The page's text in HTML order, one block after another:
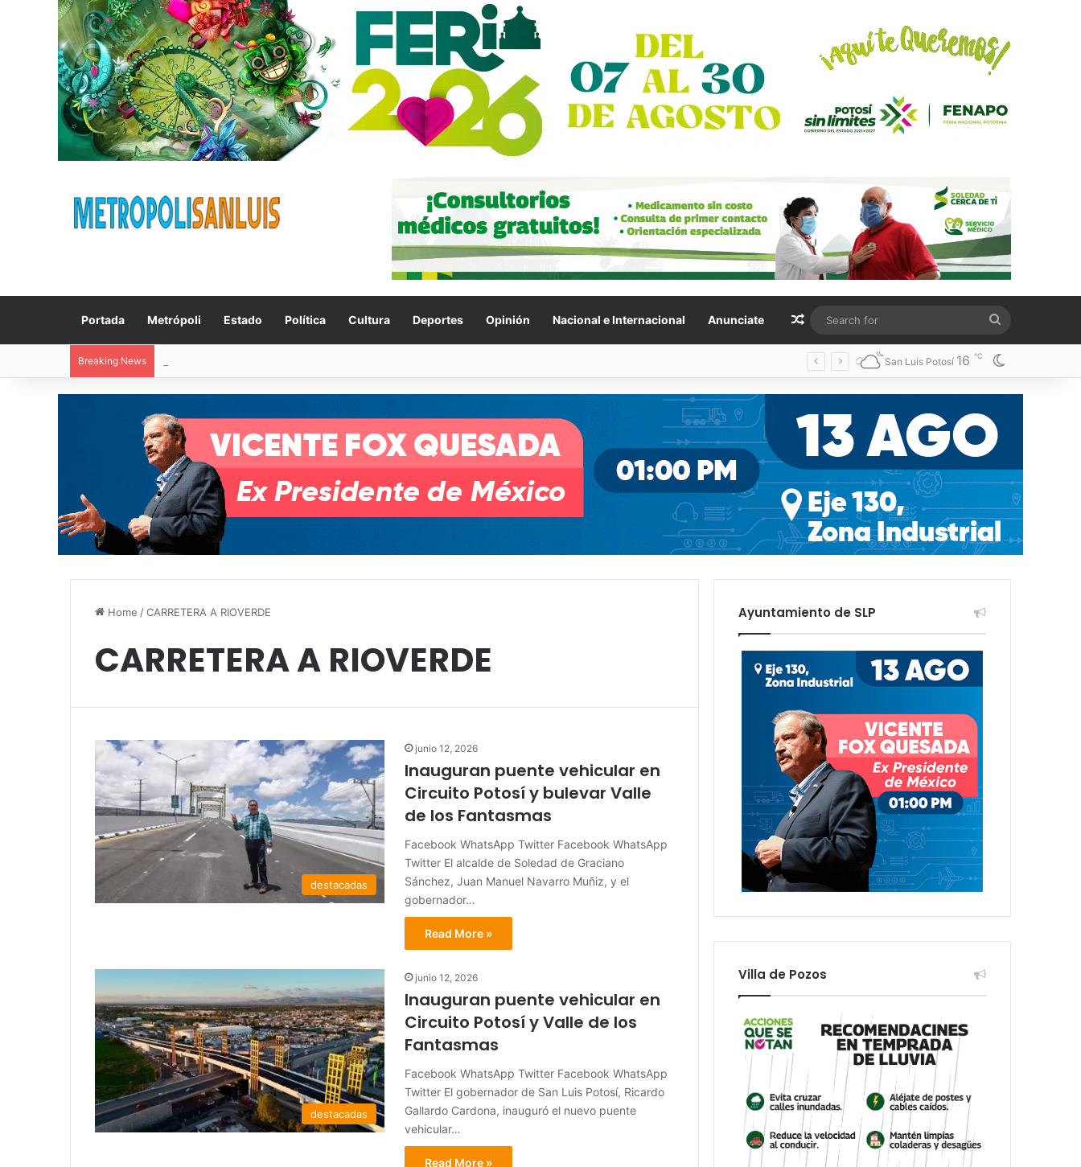
Portada Metrópoli Estado Política Cultura Deportes Opinión Nacional e Internacional Anunciate Random Article
for
Breaking News San Luis Potosí 16 ℃
Home /CARRETERA A RIOVERDE
CARRETERA A RIOVERDE
destacadas
junio 12, 2026
Inauguran puente vehicular en
Circuito Potosí y bulevar Valle
de los Fantasmas
Facebook WhatsApp Twitter Facebook WhatsApp
Twitter El alcalde de Soledad de Graciano
Sánchez, Juan Manuel Navarro Muñiz, y el
gobernador…
Read More »
destacadas
junio 12, 2026
Inauguran puente vehicular en
Circuito Potosí y Valle de los
Fantasmas
Facebook WhatsApp Twitter Facebook WhatsApp
Twitter El gobernador de San Luis Potosí, Ricardo
Gallardo Cardona, inauguró el nuevo puente
vehicular…
Read More »
Ayuntamiento de SLP
Villa de Pozos